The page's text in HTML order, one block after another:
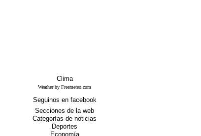
Clima
Weather by Freemeteo.com
Seguinos en facebook
Secciones de la web
Categorías de noticias
Deportes
Economía